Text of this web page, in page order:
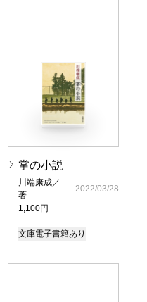
掌の小説
川端康成／
著
1,100円
2022/03/28
文庫電子書籍あり